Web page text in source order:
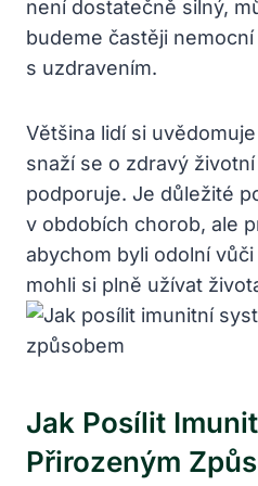
není dostatečně silný,
budeme častěji
s uzdravením.
Většina lidí si
snaží se o zdravý
podporuje. Je důležité
v obdobích chorob, ale
abychom byli odolní
mohli si plně užívat
Jak Posílit
Přirozeným